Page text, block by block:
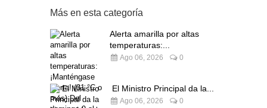
Más en esta categoría
Alerta amarilla por altas
temperaturas:...
Ago 06, 2026 0
El Ministro Principal da la...
Ago 06, 2026 0